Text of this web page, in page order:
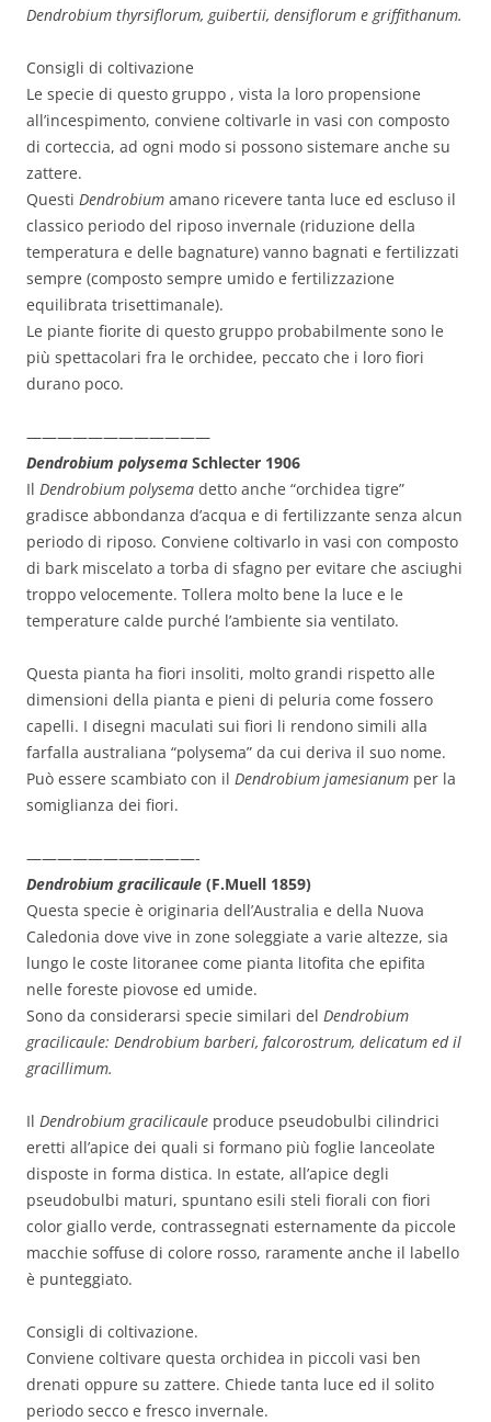
Dendrobium thyrsiflorum, guibertii, densiflorum e griffithanum.
Consigli di coltivazione
Le specie di questo gruppo , vista la loro propensione
all’incespimento, conviene coltivarle in vasi con composto
di corteccia, ad ogni modo si possono sistemare anche su
zattere.
Questi Dendrobium amano ricevere tanta luce ed escluso il
classico periodo del riposo invernale (riduzione della
temperatura e delle bagnature) vanno bagnati e fertilizzati
sempre (composto sempre umido e fertilizzazione
equilibrata trisettimanale).
Le piante fiorite di questo gruppo probabilmente sono le
più spettacolari fra le orchidee, peccato che i loro fiori
durano poco.
————————————
Dendrobium polysema Schlecter 1906
Il Dendrobium polysema detto anche “orchidea tigre”
gradisce abbondanza d’acqua e di fertilizzante senza alcun
periodo di riposo. Conviene coltivarlo in vasi con composto
di bark miscelato a torba di sfagno per evitare che asciughi
troppo velocemente. Tollera molto bene la luce e le
temperature calde purché l’ambiente sia ventilato.
Questa pianta ha fiori insoliti, molto grandi rispetto alle
dimensioni della pianta e pieni di peluria come fossero
capelli. I disegni maculati sui fiori li rendono simili alla
farfalla australiana “polysema” da cui deriva il suo nome.
Può essere scambiato con il Dendrobium jamesianum per la
somiglianza dei fiori.
———————————-
Dendrobium gracilicaule (F.Muell 1859)
Questa specie è originaria dell’Australia e della Nuova
Caledonia dove vive in zone soleggiate a varie altezze, sia
lungo le coste litoranee come pianta litofita che epifita
nelle foreste piovose ed umide.
Sono da considerarsi specie similari del Dendrobium
gracilicaule: Dendrobium barberi, falcorostrum, delicatum ed il
gracillimum.
Il Dendrobium gracilicaule produce pseudobulbi cilindrici
eretti all’apice dei quali si formano più foglie lanceolate
disposte in forma distica. In estate, all’apice degli
pseudobulbi maturi, spuntano esili steli fiorali con fiori
color giallo verde, contrassegnati esternamente da piccole
macchie soffuse di colore rosso, raramente anche il labello
è punteggiato.
Consigli di coltivazione.
Conviene coltivare questa orchidea in piccoli vasi ben
drenati oppure su zattere. Chiede tanta luce ed il solito
periodo secco e fresco invernale.